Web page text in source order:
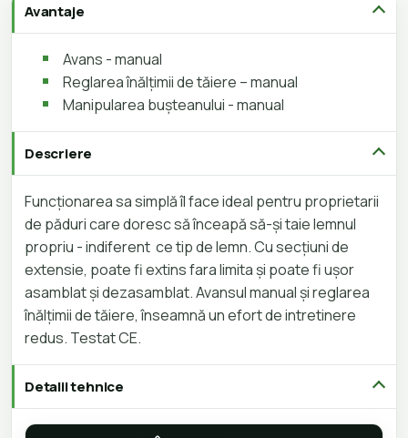
Avantaje
Avans - manual
Reglarea înălțimii de tăiere – manual
Manipularea bușteanului - manual
Descriere
Funcționarea sa simplă îl face ideal pentru proprietarii
de păduri care doresc să înceapă să-și taie lemnul
propriu - indiferent ce tip de lemn. Cu secțiuni de
extensie, poate fi extins fara limita și poate fi ușor
asamblat și dezasamblat. Avansul manual și reglarea
înălțimii de tăiere, înseamnă un efort de intretinere
redus. Testat CE.
Detalii tehnice